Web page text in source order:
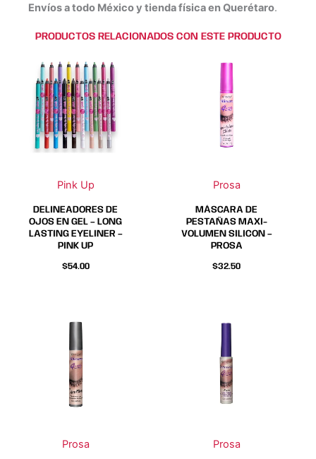
Envíos a todo México y tienda física en Querétaro.
PRODUCTOS RELACIONADOS CON ESTE PRODUCTO
Pink Up
producto
tiene
múltiples
variantes.
Las
opciones
pueden
elegir
en
la
de
DELINEADORES DE
OJOS EN GEL – LONG
LASTING EYELINER –
PINK UP
$54.00
producto
tiene
múltiples
variantes.
Las
opciones
pueden
elegir
en
la
de
Prosa
MÁSCARA DE
PESTAÑAS MAXI-
VOLUMEN SILICON –
PROSA
$32.50
Prosa Prosa